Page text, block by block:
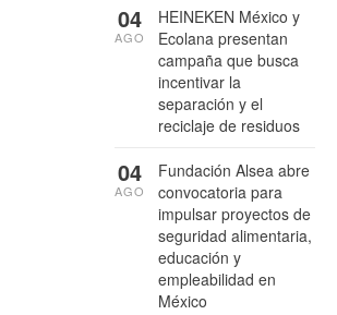
HEINEKEN México y
Ecolana presentan
campaña que busca
incentivar la
separación y el
reciclaje de residuos
04
AGO
Fundación Alsea abre
convocatoria para
impulsar proyectos de
seguridad alimentaria,
educación y
empleabilidad en
México
04
AGO